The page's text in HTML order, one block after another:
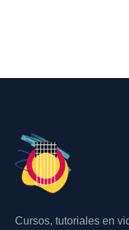
Cursos, tutoriales en